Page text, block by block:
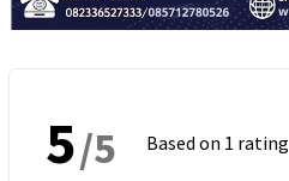
5/5 Based on 1 rating